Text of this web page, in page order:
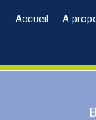
Accueil A